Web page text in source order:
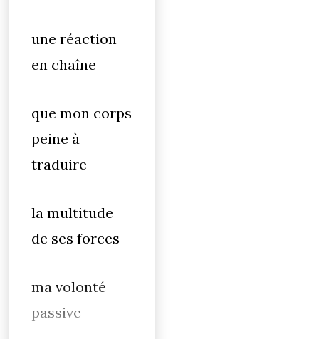
une réaction
en chaîne
que mon corps
peine à
traduire
la multitude
de ses forces
ma volonté
passive